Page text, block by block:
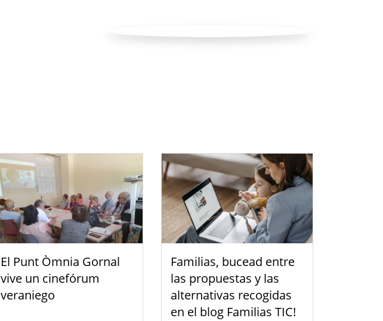
El Punt Òmnia Gornal
vive un cinefórum
veraniego
Familias, bucead entre
las propuestas y las
alternativas recogidas
en el blog Familias TIC!